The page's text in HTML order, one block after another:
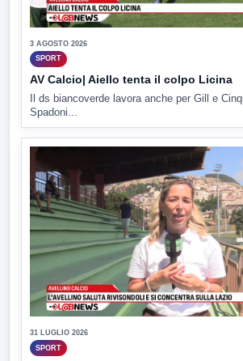
3 AGOSTO 2026
SPORT
AV Calcio| Aiello tenta il colpo Licina
Il ds biancoverde lavora anche per Gill e
Spadoni...
31 LUGLIO 2026
SPORT